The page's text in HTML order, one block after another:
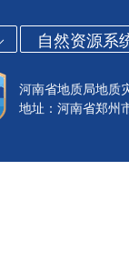
自然资源系
河南省地质局地
地址：河南省郑州